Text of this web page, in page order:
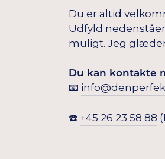
Du er altid
Udfyld
muligt. Jeg
Du kan kontakte
📧
☎️ +45 26 23 58 88